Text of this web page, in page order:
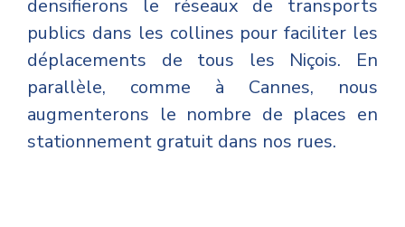
densifierons le réseaux de transports
publics dans les collines pour faciliter les
déplacements de tous les Niçois. En
parallèle, comme à Cannes, nous
augmenterons le nombre de places en
stationnement gratuit dans nos rues.